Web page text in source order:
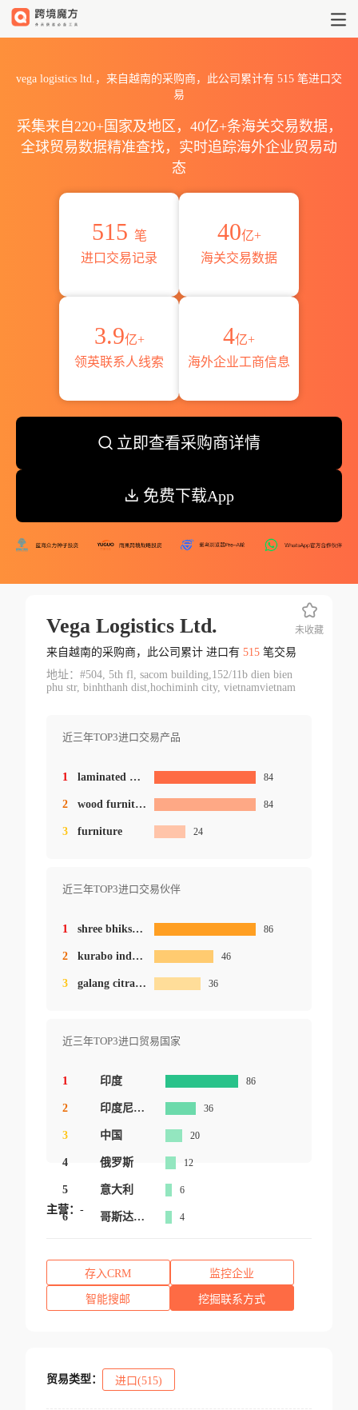
vega logistics ltd.，来自越南的采购商，此公司累计有 515 笔进口交
易
采集来自220+国家及地区，40亿+条海关交易数据，
全球贸易数据精准查找，实时追踪海外企业贸易动
态
515 笔
进口交易记录
40亿+
海关交易数据
3.9亿+
领英联系人线索
4亿+
海外企业工商信息
立即查看采购商详情
免费下载App
Vega Logistics Ltd.
来自越南的采购商，此公司累计 进口有 515笔交易
地址：#504, 5th fl, sacom building,152/11b dien bien
phu str, binhthanh dist,hochiminh city, vietnamvietnam
近三年TOP3进口交易产品
1 laminated wood salon table 84
2 wood furniture 84
3 furniture 24
近三年TOP3进口交易伙伴
1 shree bhikshu art exim 86
2 kurabo industies ltd. 46
3 galang citramitra majumapan 36
近三年TOP3进口贸易国家
1 印度 86
2 印度尼西亚 36
3 中国 20
4 俄罗斯 12
5 意大利 6
6 哥斯达黎加 4
未收藏
主营： -
存入CRM 监控企业
智能搜邮 挖掘联系方式
贸易类型： 进口(515)